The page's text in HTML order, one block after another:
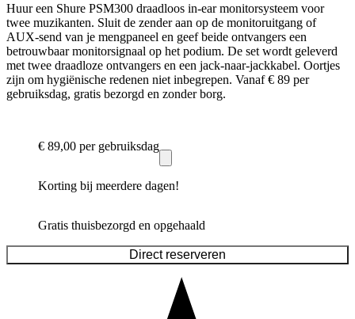
Huur een Shure PSM300 draadloos in-ear monitorsysteem voor
twee muzikanten. Sluit de zender aan op de monitoruitgang of
AUX-send van je mengpaneel en geef beide ontvangers een
betrouwbaar monitorsignaal op het podium. De set wordt geleverd
met twee draadloze ontvangers en een jack-naar-jackkabel. Oortjes
zijn om hygiënische redenen niet inbegrepen. Vanaf € 89 per
gebruiksdag, gratis bezorgd en zonder borg.
€ 89,00 per gebruiksdag
Korting bij meerdere dagen!
Gratis thuisbezorgd en opgehaald
Direct reserveren